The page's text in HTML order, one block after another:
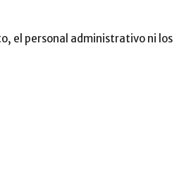
el personal administrativo ni los